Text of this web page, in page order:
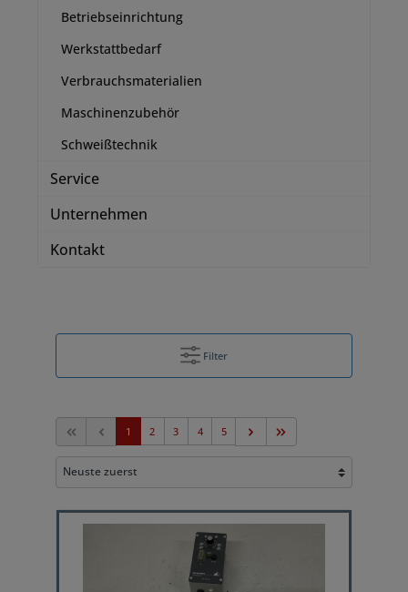
Betriebseinrichtung
Werkstattbedarf
Verbrauchsmaterialien
Maschinenzubehör
Schweißtechnik
Service
Unternehmen
Kontakt
Filter
1 2 3 4 5